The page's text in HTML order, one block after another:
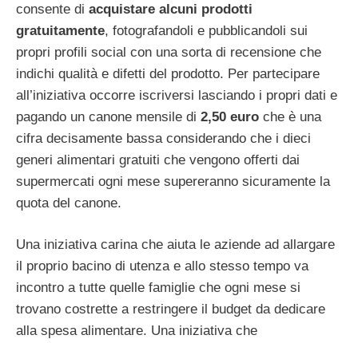
consente di acquistare alcuni prodotti
gratuitamente, fotografandoli e pubblicandoli sui
propri profili social con una sorta di recensione che
indichi qualità e difetti del prodotto. Per partecipare
all’iniziativa occorre iscriversi lasciando i propri dati e
pagando un canone mensile di 2,50 euro che è una
cifra decisamente bassa considerando che i dieci
generi alimentari gratuiti che vengono offerti dai
supermercati ogni mese supereranno sicuramente la
quota del canone.
Una iniziativa carina che aiuta le aziende ad allargare
il proprio bacino di utenza e allo stesso tempo va
incontro a tutte quelle famiglie che ogni mese si
trovano costrette a restringere il budget da dedicare
alla spesa alimentare. Una iniziativa che